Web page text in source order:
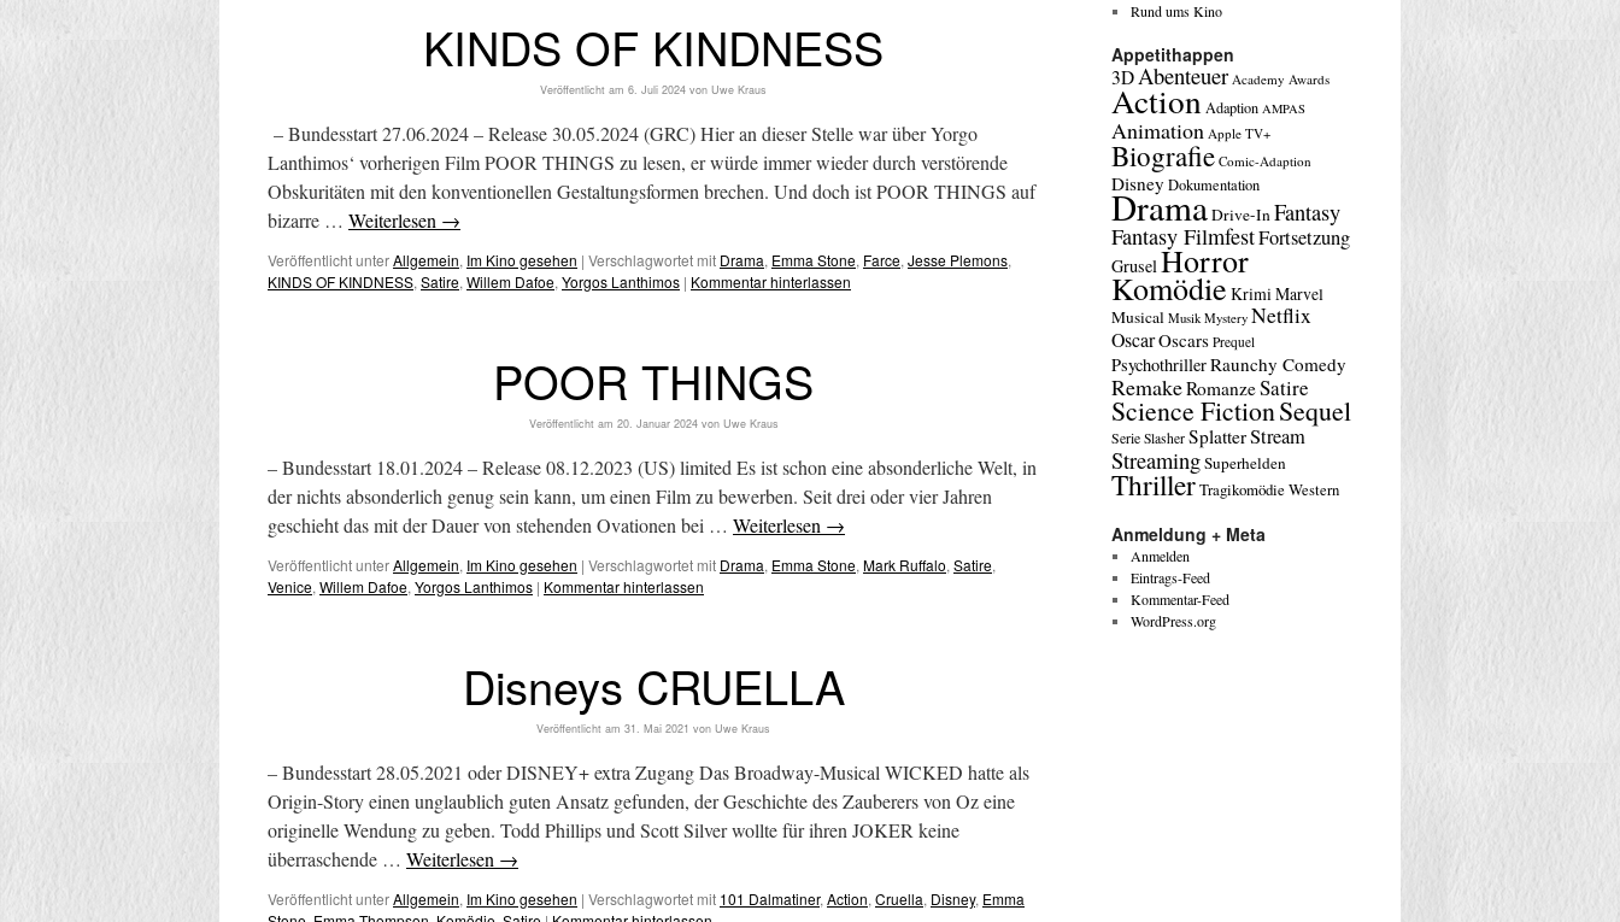
KINDS OF KINDNESS
Veröffentlicht am 6. Juli 2024 von Uwe Kraus
– Bundesstart 27.06.2024 – Release 30.05.2024 (GRC) Hier an dieser Stelle war über Yorgo
Lanthimos‘ vorherigen Film POOR THINGS zu lesen, er würde immer wieder durch verstörende
Obskuritäten mit den konventionellen Gestaltungsformen brechen. Und doch ist POOR THINGS auf
bizarre … Weiterlesen →
Veröffentlicht unterAllgemein, Im Kino gesehen | Verschlagwortet mit Drama, Emma Stone, Farce, Jesse Plemons,
KINDS OF KINDNESS, Satire, Willem Dafoe, Yorgos Lanthimos | Kommentar hinterlassen
POOR THINGS
Veröffentlicht am 20. Januar 2024 von Uwe Kraus
– Bundesstart 18.01.2024 – Release 08.12.2023 (US) limited Es ist schon eine absonderliche Welt, in
der nichts absonderlich genug sein kann, um einen Film zu bewerben. Seit drei oder vier Jahren
geschieht das mit der Dauer von stehenden Ovationen bei … Weiterlesen →
Veröffentlicht unterAllgemein, Im Kino gesehen | Verschlagwortet mit Drama, Emma Stone, Mark Ruffalo, Satire,
Venice, Willem Dafoe, Yorgos Lanthimos | Kommentar hinterlassen
Disneys CRUELLA
Veröffentlicht am 31. Mai 2021 von Uwe Kraus
– Bundesstart 28.05.2021 oder DISNEY+ extra Zugang Das Broadway-Musical WICKED hatte als
Origin-Story einen unglaublich guten Ansatz gefunden, der Geschichte des Zauberers von Oz eine
originelle Wendung zu geben. Todd Phillips und Scott Silver wollte für ihren JOKER keine
überraschende … Weiterlesen →
Veröffentlicht unterAllgemein, Im Kino gesehen | Verschlagwortet mit 101 Dalmatiner, Action, Cruella, Disney, Emma
Rund ums Kino
Appetithappen
3DAbenteuer Academy Awards
Action Adaption AMPAS
Animation Apple TV+
Biografie Comic-Adaption
Disney Dokumentation
DramaDrive-InFantasy
Fantasy FilmfestFortsetzung
GruselHorror
Komödie KrimiMarvel
Musical Musik Mystery Netflix
OscarOscars Prequel
PsychothrillerRaunchy Comedy
RemakeRomanzeSatire
Science FictionSequel
Serie Slasher SplatterStream
StreamingSuperhelden
ThrillerTragikomödieWestern
Anmeldung + Meta
Anmelden
Eintrags-Feed
Kommentar-Feed
WordPress.org